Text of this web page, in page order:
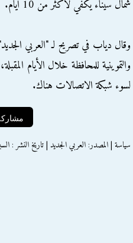
شمال سيناء يكفي لأكثر من 10 أيام.
وقال دياب في تصريح لـ "العربي
والتموينية للمحافظة خلال الأيام
لسوء شبكة الاتصالات هناك.
سياسة | المصدر: العربي الجديد | تاريخ النشر : السبت 04 يوليو